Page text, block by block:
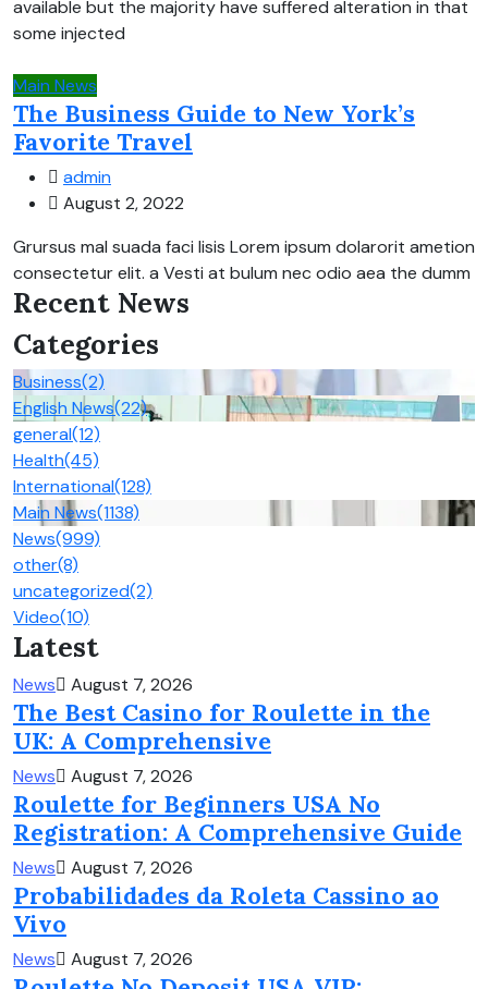
available but the majority have suffered alteration in that
some injected
Main News
The Business Guide to New York’s
Favorite Travel
admin
August 2, 2022
Grursus mal suada faci lisis Lorem ipsum dolarorit ametion
consectetur elit. a Vesti at bulum nec odio aea the dumm
Recent News
Categories
Business(2)
English News(22)
general(12)
Health(45)
International(128)
Main News(1138)
News(999)
other(8)
uncategorized(2)
Video(10)
Latest
News August 7, 2026
The Best Casino for Roulette in the
UK: A Comprehensive
News August 7, 2026
Roulette for Beginners USA No
Registration: A Comprehensive Guide
News August 7, 2026
Probabilidades da Roleta Cassino ao
Vivo
News August 7, 2026